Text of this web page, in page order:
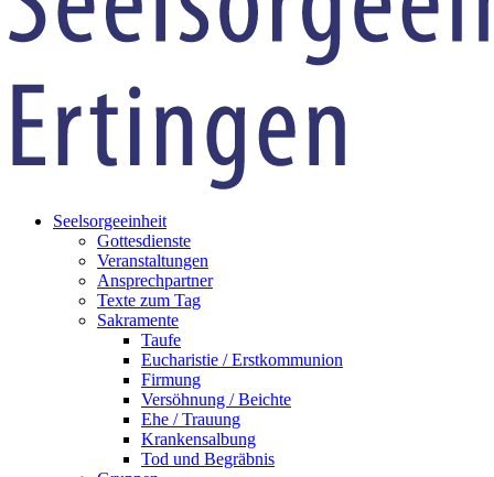
Seelsorgeeinheit
Gottesdienste
Veranstaltungen
Ansprechpartner
Texte zum Tag
Sakramente
Taufe
Eucharistie / Erstkommunion
Firmung
Versöhnung / Beichte
Ehe / Trauung
Krankensalbung
Tod und Begräbnis